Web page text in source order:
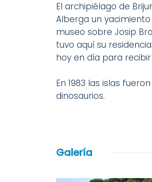
El archipiélago de
Alberga un
museo sobre Josip
tuvo aquí su
hoy en día para
En 1983 las islas
dinosaurios.
Galería